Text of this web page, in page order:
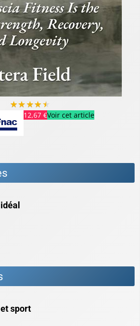
★★★★★
12,67 €Voir cet article
sport